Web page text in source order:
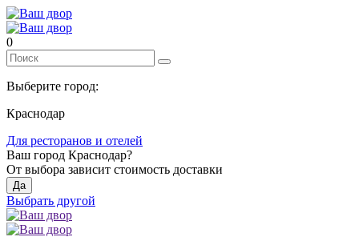
0
Выберите город:
Краснодар
Для ресторанов и отелей
Ваш город Краснодар?
От выбора зависит стоимость доставки
Да
Выбрать другой